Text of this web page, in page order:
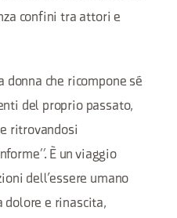
confini tra attori e
donna che ricompone sé
del proprio passato,
ritrovandosi
È un viaggio
dell’essere umano
dolore e rinascita,